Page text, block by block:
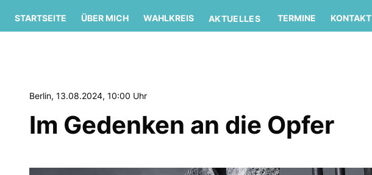
STARTSEITE ÜBER MICH WAHLKREIS AKTUELLES TERMINE KONTAKT
Berlin, 13.08.2024, 10:00 Uhr
Im Gedenken an die Opfer